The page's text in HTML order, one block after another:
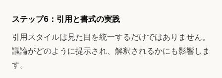
ステップ6：引用と書式の実践
引用スタイルは見た目を統一するだけではありません。
議論がどのように提示され、解釈されるかにも影響しま
す。